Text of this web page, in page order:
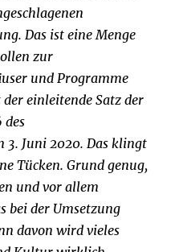
Das ist eine Menge
zur
und Programme
einleitende Satz der
des
3. Juni 2020. Das klingt
Tücken. Grund genug,
und vor allem
bei der Umsetzung
davon wird vieles